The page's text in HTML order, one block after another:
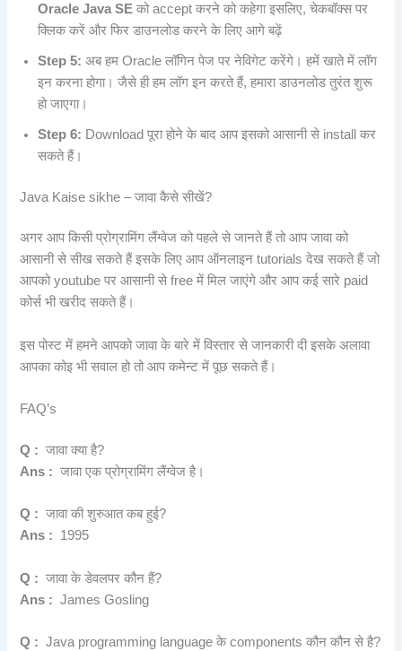
Oracle Java SE को accept करने को कहेगा इसलिए, चेकबॉक्स पर
क्लिक करें और फिर डाउनलोड करने के लिए आगे बढ़ें
Step 5: अब हम Oracle लॉगिन पेज पर नेविगेट करेंगे। हमें खाते में लॉग
इन करना होगा। जैसे ही हम लॉग इन करते हैं, हमारा डाउनलोड तुरंत शुरू
हो जाएगा।
Step 6: Download पूरा होने के बाद आप इसको आसानी से install कर
सकते हैं।
Java Kaise sikhe – जावा कैसे सीखें?
अगर आप किसी प्रोग्रामिंग लैंग्वेज को पहले से जानते हैं तो आप जावा को
आसानी से सीख सकते हैं इसके लिए आप ऑनलाइन tutorials देख सकते हैं जो
आपको youtube पर आसानी से free में मिल जाएंगे और आप कई सारे paid
कोर्स भी खरीद सकते हैं।
इस पोस्ट में हमने आपको जावा के बारे में विस्तार से जानकारी दी इसके अलावा
आपका कोइ भी सवाल हो तो आप कमेन्ट में पूछ सकते हैं।
FAQ’s
Q : जावा क्या है?
Ans : जावा एक प्रोग्रामिंग लैंग्वेज है।
Q : जावा की शुरुआत कब हुई?
Ans :
1995
Q : जावा के डेवलपर कौन हैं?
Ans : James Gosling
Q : Java programming language के components कौन कौन से है?